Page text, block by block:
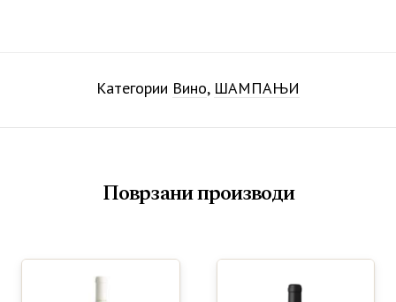
Категории Вино, ШАМПАЊИ
Поврзани производи